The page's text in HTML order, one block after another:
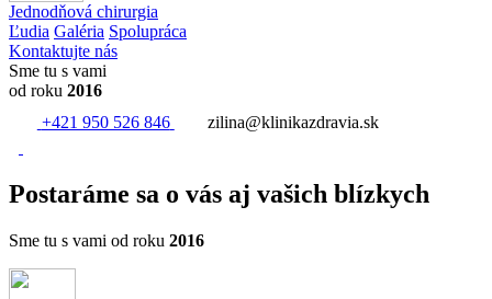
Jednodňová chirurgia
Ľudia Galéria Spolupráca
Kontaktujte nás
Sme tu s vami
od roku 2016
+421 950 526 846
zilina@klinikazdravia.sk
Postaráme sa o vás aj vašich blízkych
Sme tu s vami od roku 2016